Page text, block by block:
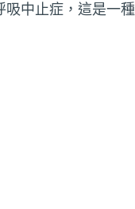
中止症，這是一種